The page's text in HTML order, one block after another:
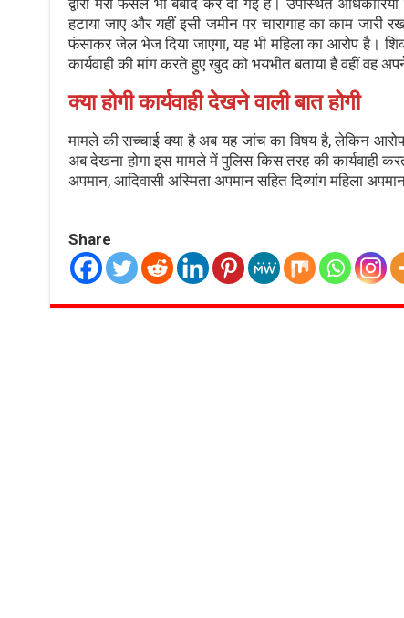
हटाया जाए और यहीं इसी जमीन पर चारागाह का काम
फंसाकर जेल भेज दिया जाएगा, यह भी महिला का आरोप है।
कार्यवाही की मांग करते हुए खुद को भयभीत बताया है वहीं वह
क्या होगी कार्यवाही देखने वाली बात होगी
मामले की सच्चाई क्या है अब यह जांच का विषय है, लेकिन आरोप
अब देखना होगा इस मामले में पुलिस किस तरह की कार्यवाही
अपमान, आदिवासी अस्मिता अपमान सहित दिव्यांग महिला
Share